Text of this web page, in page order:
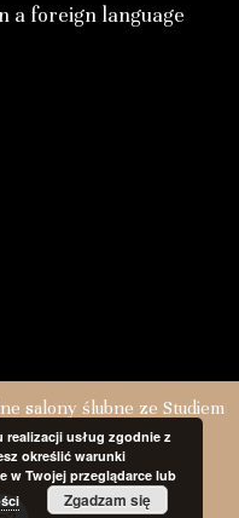
a foreign language
salony ślubne ze Studiem
usług zgodnie z
określić warunki
w Twojej przeglądarce lub
Zgadzam się